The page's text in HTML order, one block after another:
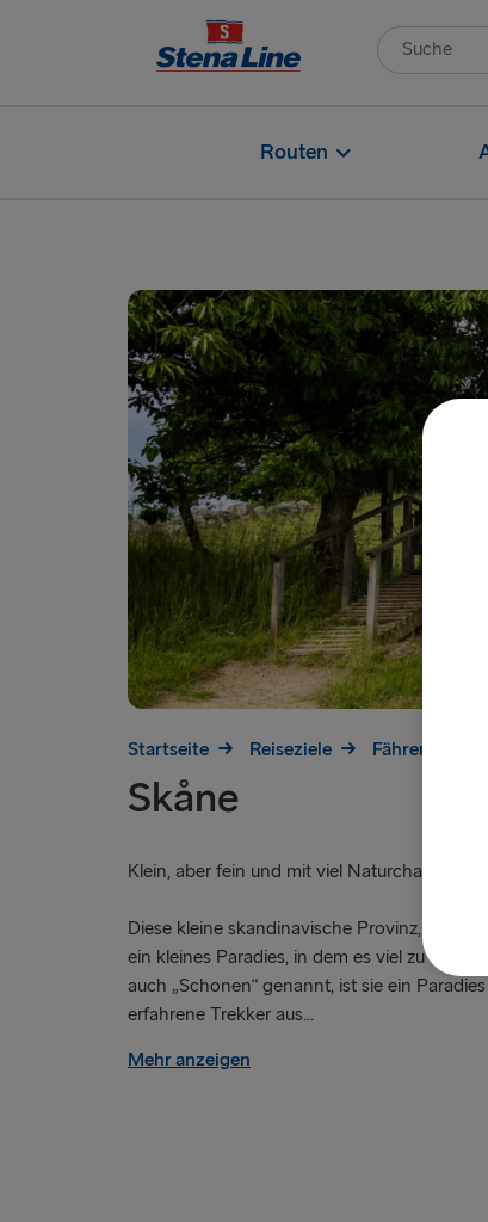
Routen
Startseite Reiseziele Fähren nach
Skåne
Klein, aber fein und mit viel Naturcharme.
Diese kleine skandinavische Provinz, die
ein kleines Paradies, in dem es viel zu
auch „Schonen“ genannt, ist sie ein
erfahrene Trekker aus...
Mehr anzeigen